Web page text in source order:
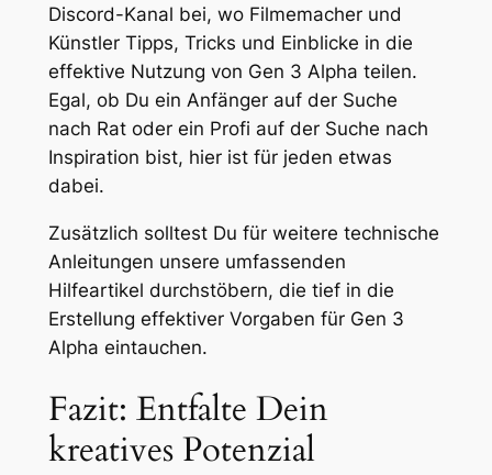
Discord-Kanal bei, wo Filmemacher und
Künstler Tipps, Tricks und Einblicke in die
effektive Nutzung von Gen 3 Alpha teilen.
Egal, ob Du ein Anfänger auf der Suche
nach Rat oder ein Profi auf der Suche nach
Inspiration bist, hier ist für jeden etwas
dabei.
Zusätzlich solltest Du für weitere technische
Anleitungen unsere umfassenden
Hilfeartikel durchstöbern, die tief in die
Erstellung effektiver Vorgaben für Gen 3
Alpha eintauchen.
Fazit: Entfalte Dein
kreatives Potenzial